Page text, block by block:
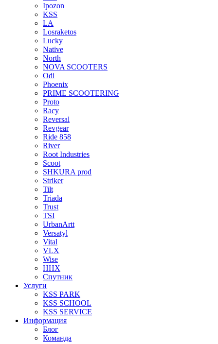
Ipozon
KSS
LA
Losraketos
Lucky
Native
North
NOVA SCOOTERS
Odi
Phoenix
PRIME SCOOTERING
Proto
Racy
Reversal
Revgear
Ride 858
River
Root Industries
Scoot
SHKURA рrоd
Striker
Tilt
Triada
Trust
TSI
UrbanArtt
Versatyl
Vital
VLX
Wise
ННХ
Спутник
Услуги
KSS PARK
KSS SCHOOL
KSS SERVICE
Информация
Блог
Команда